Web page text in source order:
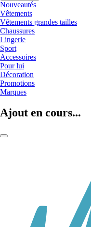
Nouveautés
Vêtements
Vêtements grandes tailles
Chaussures
Lingerie
Sport
Accessoires
Pour lui
Décoration
Promotions
Marques
Ajout en cours...